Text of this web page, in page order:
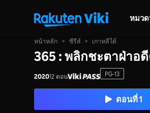
หมว
หน้าหลัก > ซีรีส์ > เกาหลีใต้
365 : พลิกชะตาฝ่าอ
202012 ตอน PG-13
ตอนที่ 1